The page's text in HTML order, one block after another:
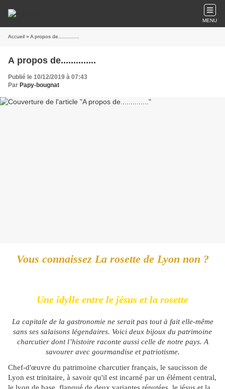
MENU
Accueil » A propos de..............
A propos de..............
Publié le 10/12/2019 à 07:43
Par Papy-bougnat
Vous connaissez La rosette de Lyon non ?
Une idylle entre le jésus et la rosette
La capitale de la gastronomie ne serait pas tout à fait elle-même
sans ses salaisons légendaires. Voici deux bijoux du patrimoine
charcutier dont l’histoire raconte aussi celle de notre pays. A
savourer avec gourmandise et patriotisme.
Chef-d'œuvre du patrimoine charcutier français, le saucisson de
Lyon est trinitaire, à savoir qu'il est incarné par un élément central,